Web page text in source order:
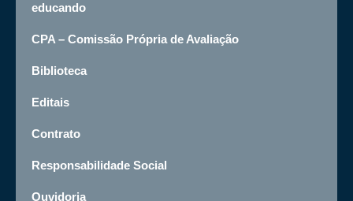
educando
CPA – Comissão Própria de Avaliação
Biblioteca
Editais
Contrato
Responsabilidade Social
Ouvidoria